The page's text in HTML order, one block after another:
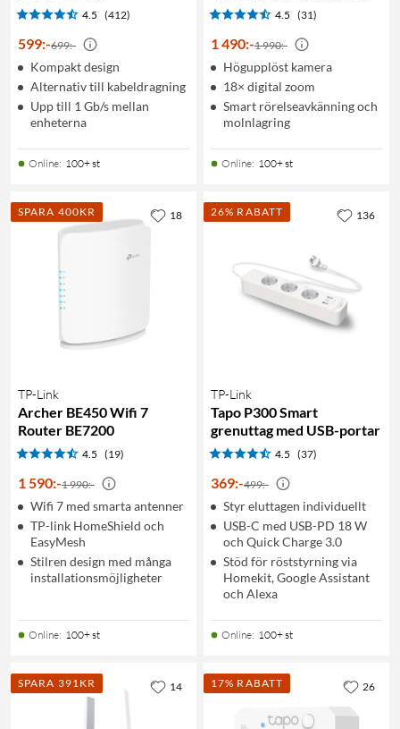
4.5 (412)
599:-699:-
Kompakt design
Alternativ till kabeldragning
Upp till 1 Gb/s mellan
enheterna
Online: 100+ st
4.5 (31)
1 490:-1 990:-
Högupplöst kamera
18× digital zoom
Smart rörelseavkänning och
molnlagring
Online: 100+ st
SPARA 400KR
TP-Link
Archer BE450 Wifi 7
Router BE7200
4.5 (19)
1 590:-1 990:-
Wifi 7 med smarta antenner
TP-link HomeShield och
EasyMesh
Stilren design med många
installationsmöjligheter
Online: 100+ st
18 26% RABATT
TP-Link
Tapo P300 Smart
grenuttag med USB-portar
4.5 (37)
369:-499:-
Styr eluttagen individuellt
USB-C med USB-PD 18 W
och Quick Charge 3.0
Stöd för röststyrning via
Homekit, Google Assistant
och Alexa
Online: 100+ st
136
SPARA 391KR 14 17% RABATT 26